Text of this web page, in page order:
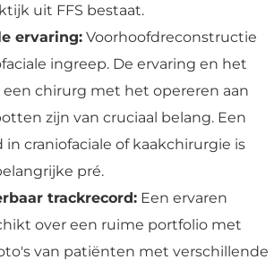
uit FFS bestaat.
ervaring: Voorhoofdreconstructie
ingreep. De ervaring en het
chirurg met het opereren aan
zijn van cruciaal belang. Een
craniofaciale of kaakchirurgie is
pré.
trackrecord: Een ervaren
over een ruime portfolio met
van patiënten met verschillende